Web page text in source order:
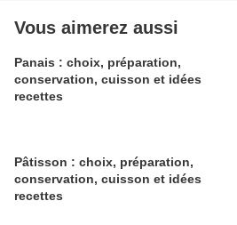
Vous aimerez aussi
Panais : choix, préparation,
conservation, cuisson et idées
recettes
Pâtisson : choix, préparation,
conservation, cuisson et idées
recettes